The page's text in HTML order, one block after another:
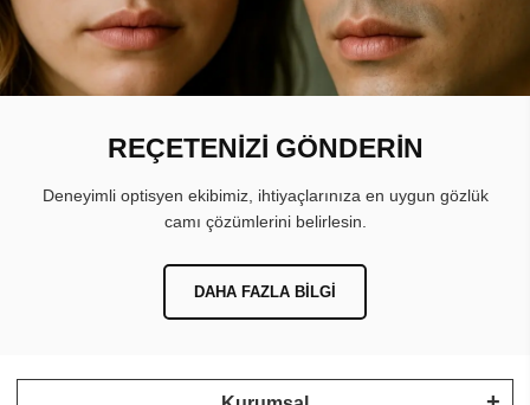
REÇETENİZİ GÖNDERİN
Deneyimli optisyen ekibimiz, ihtiyaçlarınıza en uygun gözlük
camı çözümlerini belirlesin.
DAHA FAZLA BILGI